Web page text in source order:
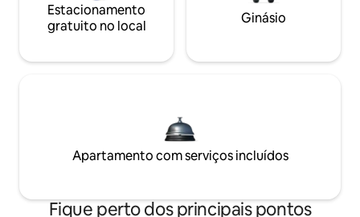
Estacionamento
gratuito no local
Ginásio
Apartamento com serviços incluídos
Fique perto dos principais pontos